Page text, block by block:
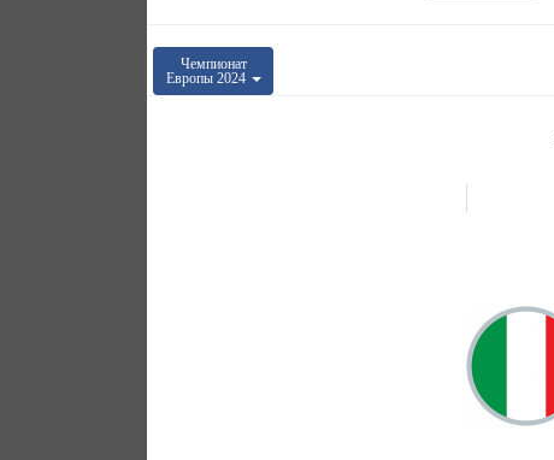
Чемпионат
Европы 2024